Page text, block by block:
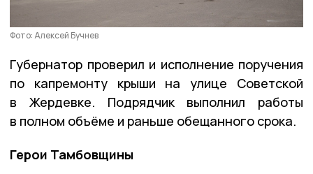
Фото: Алексей Бучнев
Губернатор проверил и исполнение поручения
по капремонту крыши на улице Советской
в Жердевке. Подрядчик выполнил работы
в полном объёме и раньше обещанного срока.
Герои Тамбовщины